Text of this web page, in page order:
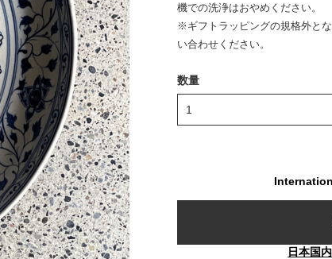
機での洗浄はおやめください。
※ギフトラッピングの規格外と
い合わせください。
数量
日本国